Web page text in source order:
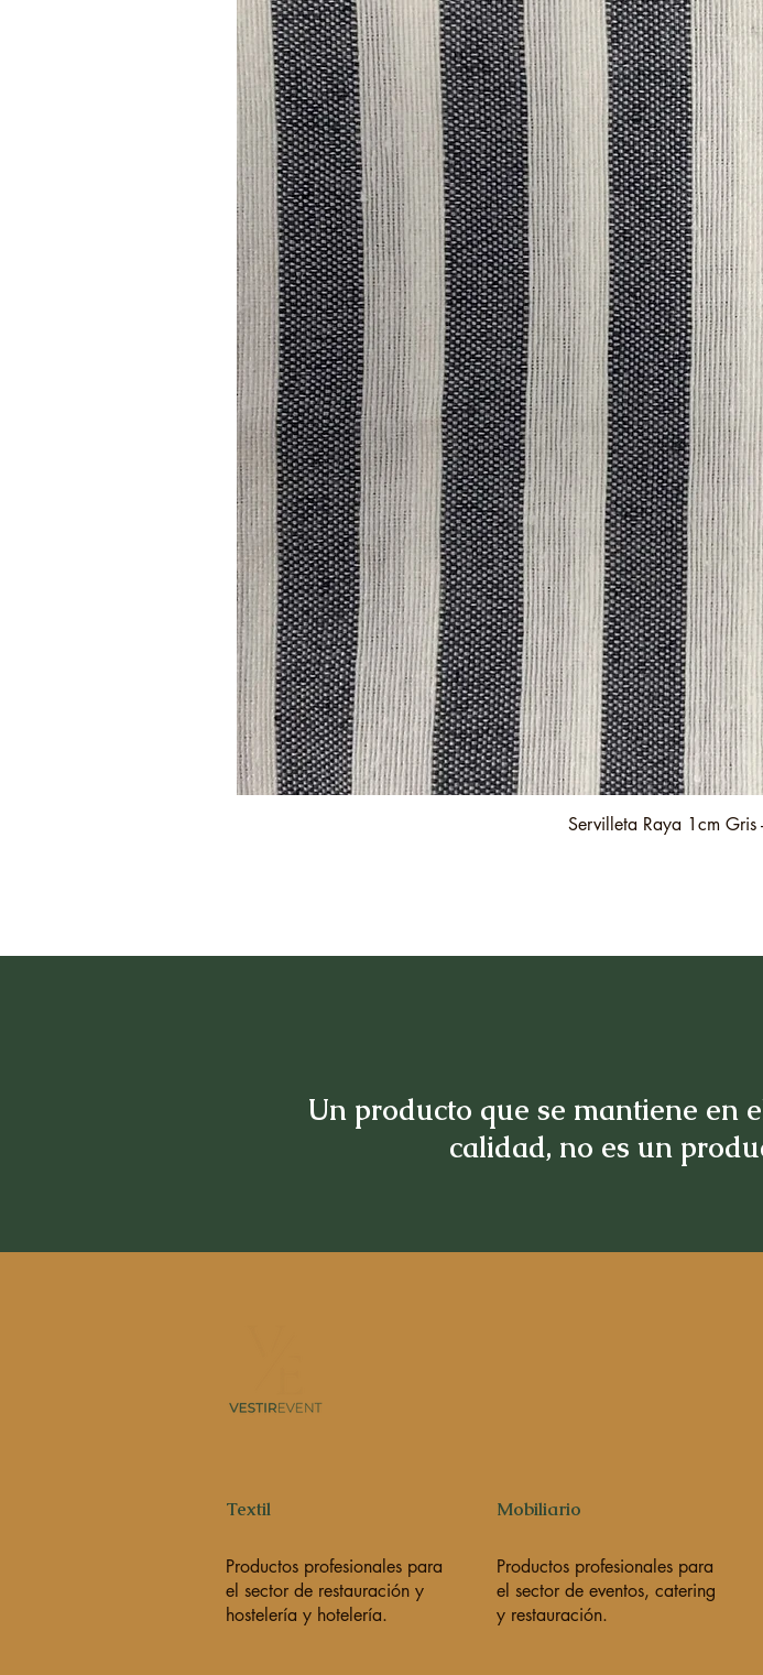
Vista
Servilleta Raya 1cm
Un producto que se mantiene en
calidad, no es un
Textil
Productos profesionales para
el sector de restauración y
hostelería y hotelería.
Mobiliario
Productos profesionales para
el sector de eventos, catering
y restauración.